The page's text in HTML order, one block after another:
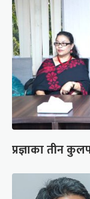
प्रज्ञाका तीन